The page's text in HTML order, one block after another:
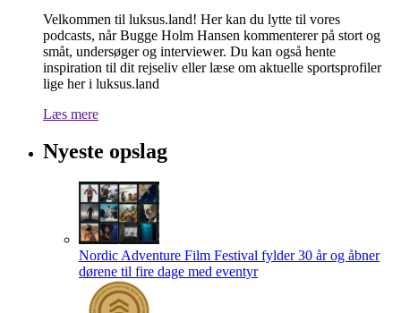
Velkommen til luksus.land! Her kan du lytte til vores
podcasts, når Bugge Holm Hansen kommenterer på stort og
småt, undersøger og interviewer. Du kan også hente
inspiration til dit rejseliv eller læse om aktuelle sportsprofiler
lige her i luksus.land
Læs mere
Nyeste opslag
Nordic Adventure Film Festival fylder 30 år og åbner
dørene til fire dage med eventyr